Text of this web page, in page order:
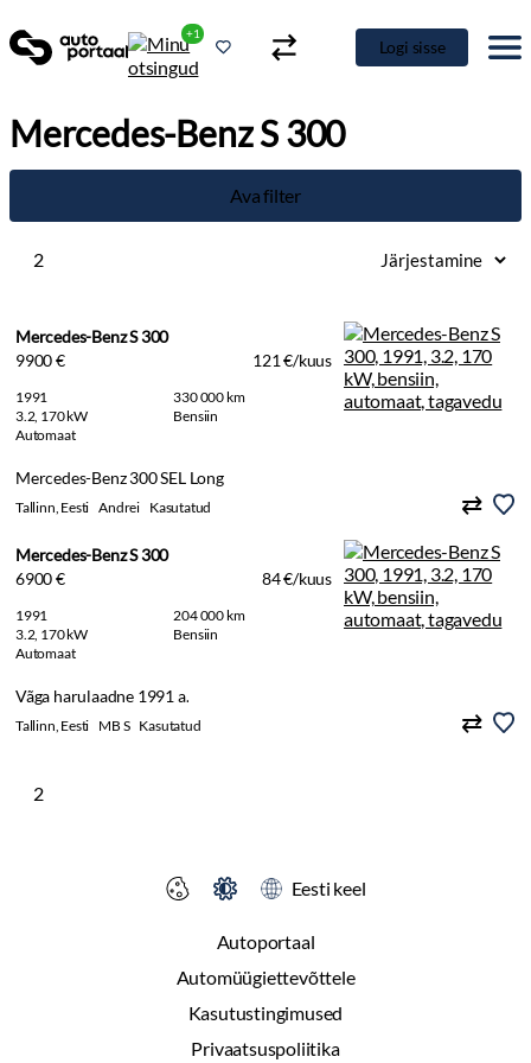
+1
Logi sisse
Mercedes-Benz S 300
Ava filter
2
Mercedes-Benz S 300
9900 €
121 €/kuus
1991
330 000 km
3.2, 170 kW
Bensiin
Automaat
Mercedes-Benz 300 SEL Long
Tallinn, Eesti Andrei Kasutatud
Mercedes-Benz S 300
6900 €
84 €/kuus
1991
204 000 km
3.2, 170 kW
Bensiin
Automaat
Vãga harulaadne 1991 a.
Tallinn, Eesti MB S Kasutatud
2
Autoportaal
Automüügiettevõttele
Kasutustingimused
Privaatsuspoliitika
Eesti keel